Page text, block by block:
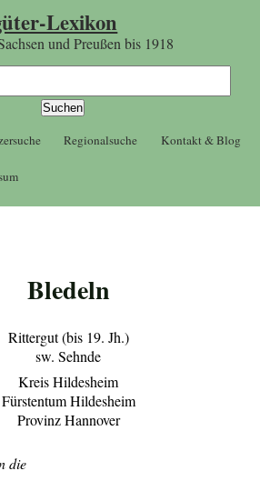
Lexikon
und Preußen bis 1918
Regionalsuche Kontakt & Blog
Bledeln
Rittergut (bis 19. Jh.)
sw. Sehnde
Kreis Hildesheim
Fürstentum Hildesheim
Provinz Hannover
die